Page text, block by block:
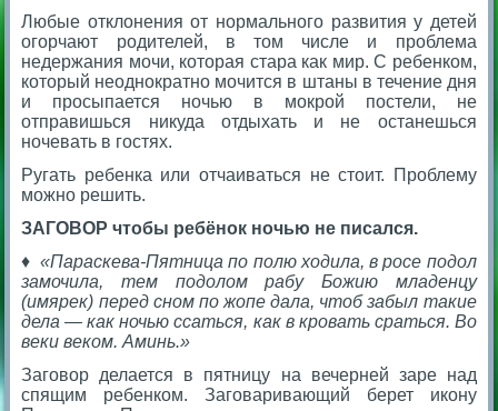
Любые отклонения от нормального развития у детей
огорчают родителей, в том числе и проблема
недержания мочи, которая стара как мир. С ребенком,
который неоднократно мочится в штаны в течение дня
и просыпается ночью в мокрой постели, не
отправишься никуда отдыхать и не останешься
ночевать в гостях.
Ругать ребенка или отчаиваться не стоит. Проблему
можно решить.
ЗАГОВОР чтобы ребёнок ночью не писался.
♦ «Параскева-Пятница по полю ходила, в росе подол
замочила, тем подолом рабу Божию младенцу
(имярек) перед сном по жопе дала, чтоб забыл такие
дела — как ночью ссаться, как в кровать сраться. Во
веки веком. Аминь.»
Заговор делается в пятницу на вечерней заре над
спящим ребенком. Заговаривающий берет икону